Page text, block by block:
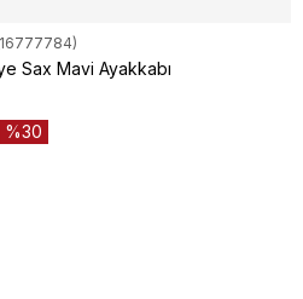
Sax Mavi Ayakkabı
30